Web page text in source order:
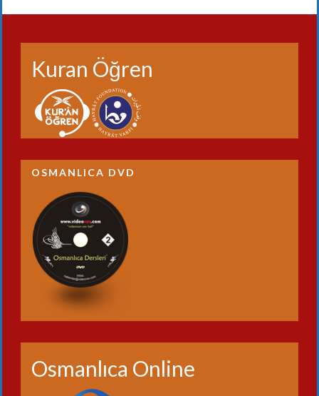
Kuran Öğren
OSMANLICA DVD
Osmanlıca Online